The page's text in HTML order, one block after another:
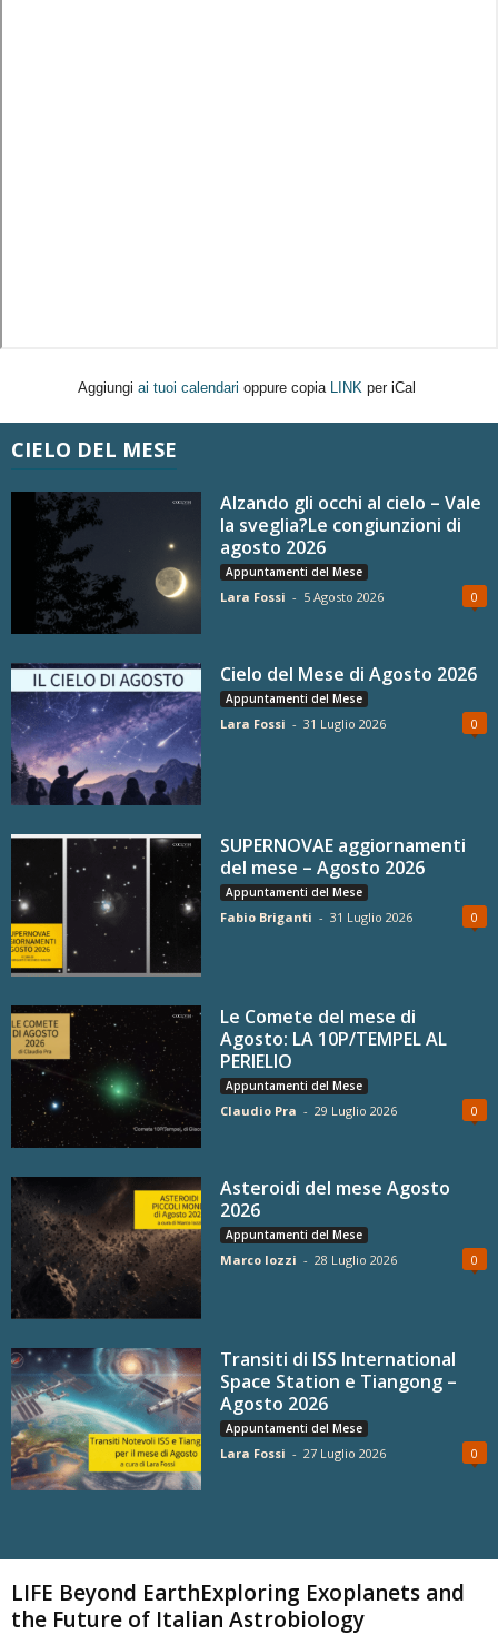
Aggiungi ai tuoi calendari oppure copia LINK per iCal
CIELO DEL MESE
Alzando gli occhi al cielo – Vale
la sveglia?Le congiunzioni di
agosto 2026
Appuntamenti del Mese
Lara Fossi - 5 Agosto 2026 0
Cielo del Mese di Agosto 2026
Appuntamenti del Mese
Lara Fossi - 31 Luglio 2026 0
SUPERNOVAE aggiornamenti
del mese – Agosto 2026
Appuntamenti del Mese
Fabio Briganti - 31 Luglio 2026 0
Le Comete del mese di
Agosto: LA 10P/TEMPEL AL
PERIELIO
Appuntamenti del Mese
Claudio Pra - 29 Luglio 2026 0
Asteroidi del mese Agosto
2026
Appuntamenti del Mese
Marco Iozzi - 28 Luglio 2026 0
Transiti di ISS International
Space Station e Tiangong –
Agosto 2026
Appuntamenti del Mese
Lara Fossi - 27 Luglio 2026 0
LIFE Beyond EarthExploring Exoplanets and
the Future of Italian Astrobiology